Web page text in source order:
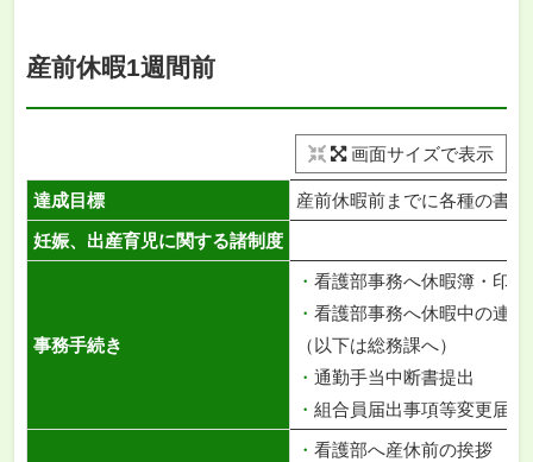
産前休暇1週間前
画面サイズで表示
達成目標
産前休暇前までに各種の書
妊娠、出産育児に関する諸制度
事務手続き
・ 看護部事務へ休暇簿・印鑑
・ 看護部事務へ休暇中の連絡
（以下は総務課へ）
・ 通勤手当中断書提出
・ 組合員届出事項等変更届書
・ 看護部へ産休前の挨拶